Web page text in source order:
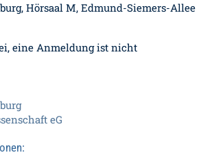
Hörsaal M, Edmund-Siemers-Allee
eine Anmeldung ist nicht
eG